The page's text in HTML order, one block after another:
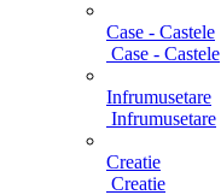
Case - Castele
Case - Castele
Infrumusetare
Infrumusetare
Creatie
Creatie